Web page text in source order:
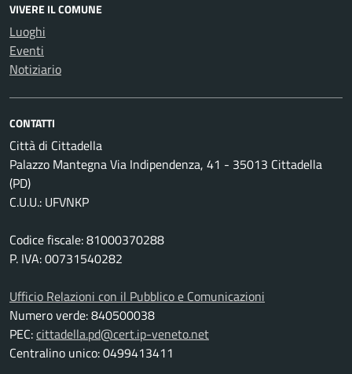
VIVERE IL COMUNE
Luoghi
Eventi
Notiziario
CONTATTI
Città di Cittadella
Palazzo Mantegna Via Indipendenza, 41 - 35013 Cittadella
(PD)
C.U.U.: UFVNKP
Codice fiscale: 81000370288
P. IVA: 00731540282
Ufficio Relazioni con il Pubblico e Comunicazioni
Numero verde: 840500038
PEC:cittadella.pd@cert.ip-veneto.net
Centralino unico: 0499413411